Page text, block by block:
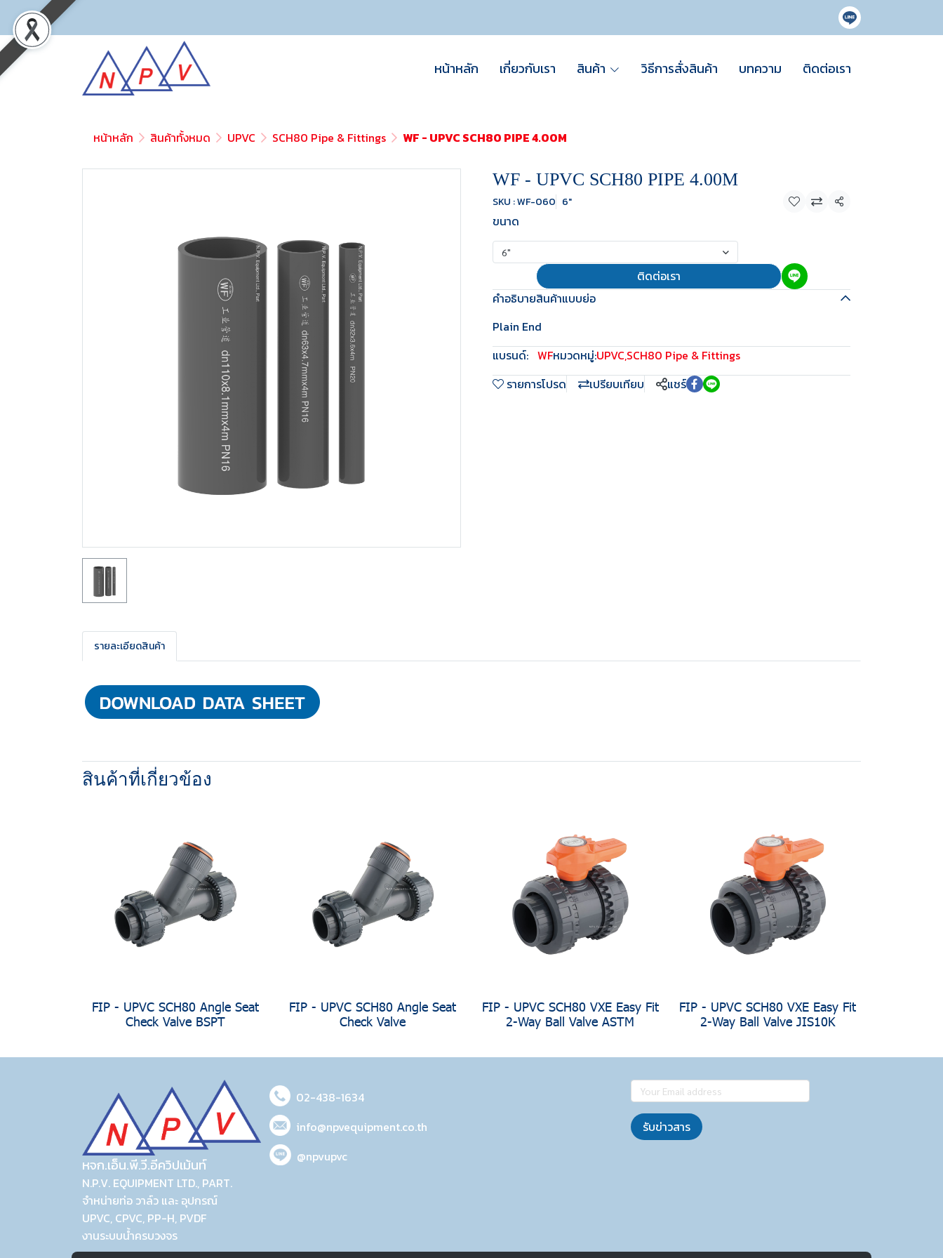
หน้าหลัก เกี่ยวกับเรา สินค้า วิธีการสั่งสินค้า บทความ ติดต่อเรา
หน้าหลัก สินค้าทั้งหมด UPVC SCH80 Pipe & Fittings WF - UPVC SCH80 PIPE 4.00M
WF - UPVC SCH80 PIPE 4.00M
SKU : WF-060 6"
แชร์
ขนาด
6"
ติดต่อเรา
คำอธิบายสินค้าแบบย่อ
Plain End
แบรนด์: WFหมวดหมู่:UPVC,SCH80 Pipe & Fittings
รายการโปรด
เปรียบเทียบ แชร์
รายละเอียดสินค้า
สินค้าที่เกี่ยวข้อง
FIP - UPVC SCH80 Angle Seat
Check Valve BSPT
FIP - UPVC SCH80 Angle Seat
Check Valve
FIP - UPVC SCH80 VXE Easy Fit
2-Way Ball Valve ASTM
FIP - UPVC SCH80 VXE Easy Fit
2-Way Ball Valve JIS10K
หจก.เอ็น.พี.วี.อีควิปเม้นท์
N.P.V. EQUIPMENT LTD., PART.
จำหน่ายท่อ วาล์ว และ อุปกรณ์
UPVC, CPVC, PP-H, PVDF
งานระบบน้ำครบวงจร
02-438-1634
info@npvequipment.co.th
@npvupvc
รับข่าวสาร